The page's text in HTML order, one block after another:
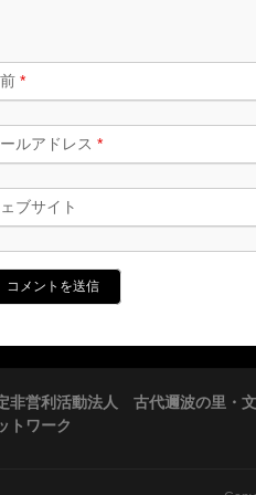
*
ールアドレス *
ブサイト
非営利活動法人 古代邇波の里・
トワーク